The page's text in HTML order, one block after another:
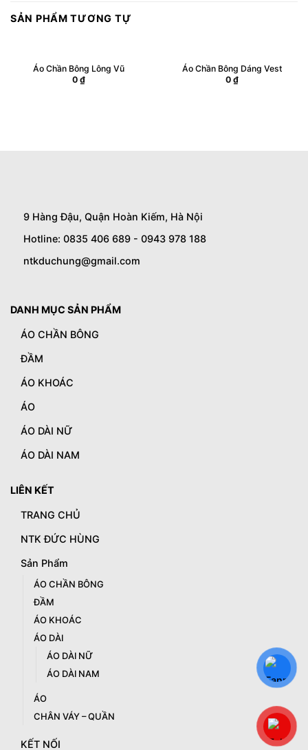
SẢN PHẨM TƯƠNG TỰ
Áo Chần Bông Lông Vũ
0 ₫
Áo Chần Bông Dáng Vest
0 ₫
9 Hàng Đậu, Quận Hoàn Kiếm, Hà Nội
Hotline: 0835 406 689 - 0943 978 188
ntkduchung@gmail.com
DANH MỤC SẢN PHẨM
ÁO CHẦN BÔNG
ĐẦM
ÁO KHOÁC
ÁO
ÁO DÀI NỮ
ÁO DÀI NAM
LIÊN KẾT
TRANG CHỦ
NTK ĐỨC HÙNG
Sản Phẩm
ÁO CHẦN BÔNG
ĐẦM
ÁO KHOÁC
ÁO DÀI
ÁO DÀI NỮ
ÁO DÀI NAM
ÁO
CHÂN VÁY – QUẦN
KẾT NỐI